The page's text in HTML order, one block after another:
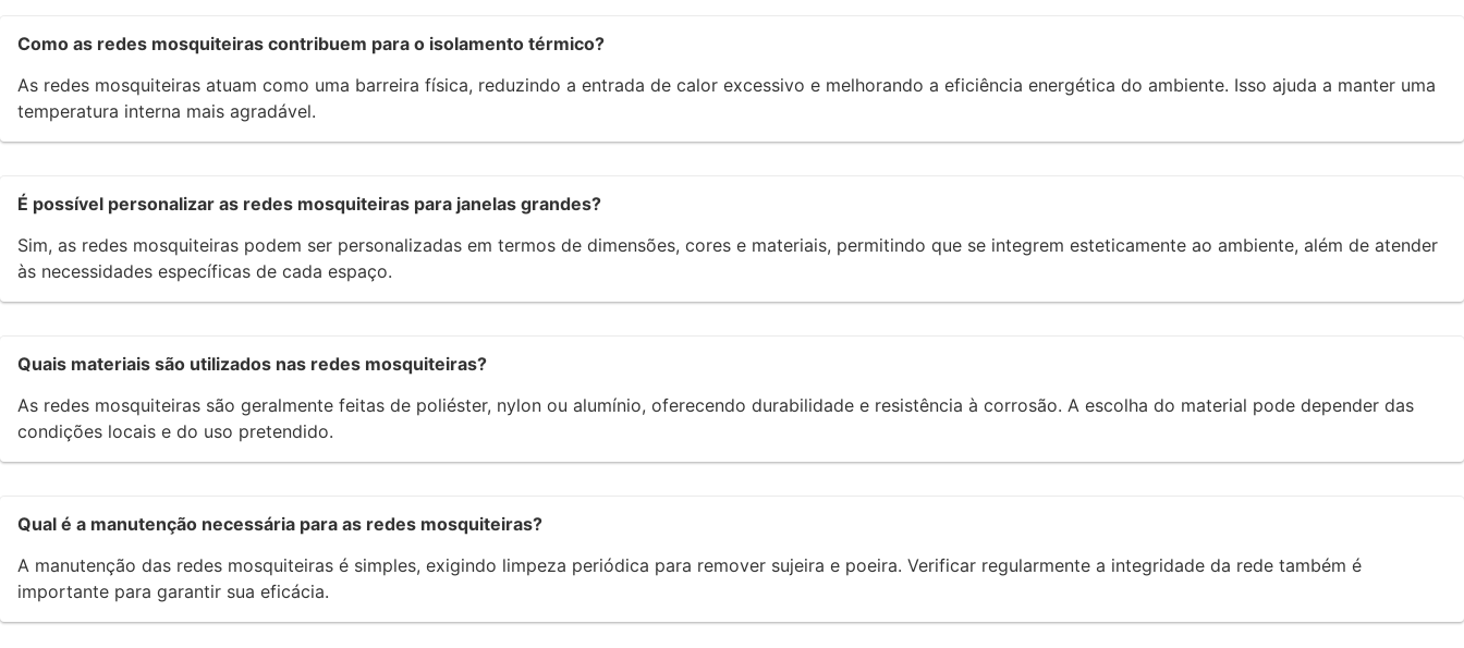
Como as redes mosquiteiras contribuem para o isolamento térmico?
As redes mosquiteiras atuam como uma barreira física, reduzindo a entrada de calor excessivo e melhorando a eficiência energética do ambiente. Isso ajuda a manter uma
temperatura interna mais agradável.
É possível personalizar as redes mosquiteiras para janelas grandes?
Sim, as redes mosquiteiras podem ser personalizadas em termos de dimensões, cores e materiais, permitindo que se integrem esteticamente ao ambiente, além de atender
às necessidades específicas de cada espaço.
Quais materiais são utilizados nas redes mosquiteiras?
As redes mosquiteiras são geralmente feitas de poliéster, nylon ou alumínio, oferecendo durabilidade e resistência à corrosão. A escolha do material pode depender das
condições locais e do uso pretendido.
Qual é a manutenção necessária para as redes mosquiteiras?
A manutenção das redes mosquiteiras é simples, exigindo limpeza periódica para remover sujeira e poeira. Verificar regularmente a integridade da rede também é
importante para garantir sua eficácia.